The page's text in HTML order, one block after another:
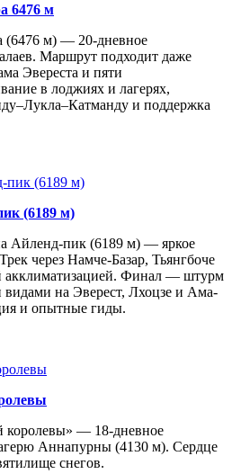
6476 м
(6476 м) — 20-дневное
Маршрут подходит даже
Эвереста и пяти
в лоджиях и лагерях,
и поддержка
(6189 м)
Айленд-пик (6189 м) — яркое
через Намче-Базар, Тьянгбоче
акклиматизацией. Финал — штурм
на Эверест, Лхоцзе и Ама-
и опытные гиды.
королевы» — 18-дневное
Аннапурны (4130 м). Сердце
снегов.